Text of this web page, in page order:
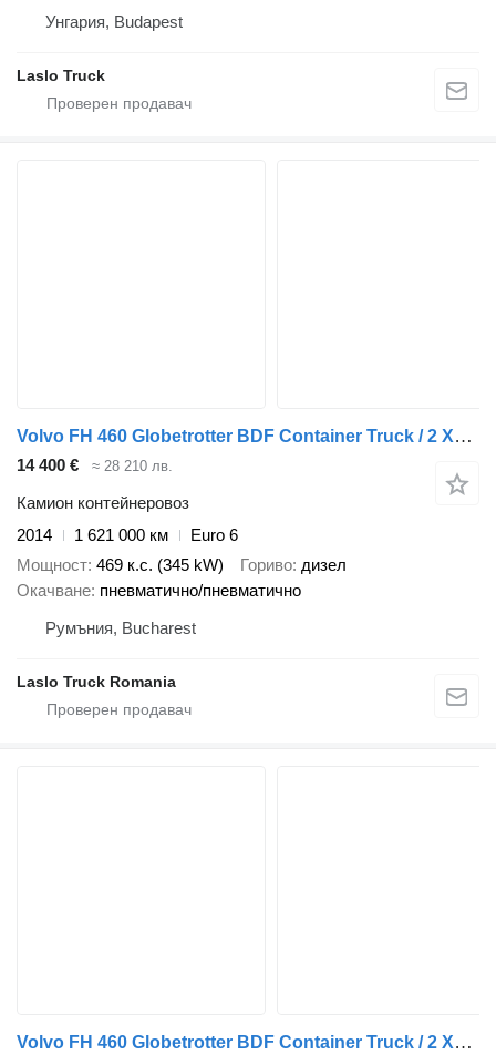
Унгария, Budapest
Laslo Truck
Volvo FH 460 Globetrotter BDF Container Truck / 2 XL Fuel Tanks / Full
14 400 € ≈ 28 210 лв.
Камион контейнеровоз
2014
1 621 000 км
Euro 6
Мощност 469 к.с. (345 kW) Гориво дизел
Окачване пневматично/пневматично
Румъния, Bucharest
Laslo Truck Romania
Volvo FH 460 Globetrotter BDF Container Truck / 2 XL Fuel Tanks / Full